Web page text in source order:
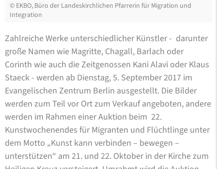
© EKBO, Büro der Landeskirchlichen Pfarrerin für Migration und
Integration
Zahlreiche Werke unterschiedlicher Künstler - darunter
große Namen wie Magritte, Chagall, Barlach oder
Corinth wie auch die Zeitgenossen Kani Alavi oder Klaus
Staeck - werden ab Dienstag, 5. September 2017 im
Evangelischen Zentrum Berlin ausgestellt. Die Bilder
werden zum Teil vor Ort zum Verkauf angeboten, andere
werden im Rahmen einer Auktion beim 22.
Kunstwochenendes für Migranten und Flüchtlinge unter
dem Motto „Kunst kann verbinden – bewegen –
unterstützen“ am 21. und 22. Oktober in der Kirche zum